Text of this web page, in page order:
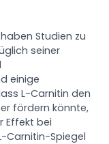
Studien zu
seiner
einige
L-Carnitin den
fördern könnte,
Effekt bei
Carnitin-Spiegel